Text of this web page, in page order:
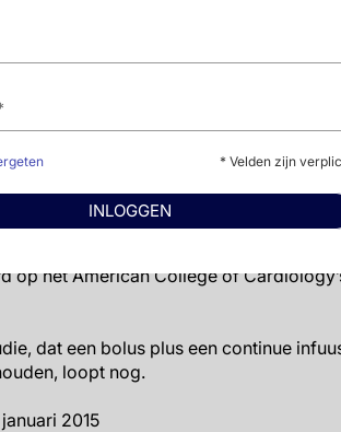
* Velden zijn
INLOGGEN
20 mg eenmaal daags voor vier
ofwel andexanet alfa toegediend
Factor Xa niveaus waren het primaire
antidota die in ontwikkeling zijn,
maten van stolling
Hieronder vallen anti-Factor
Dit is aangetoond met alle Factor X-
en enoxaprin,”
vice president, research and
op het American College of
dat een bolus plus een continue
loopt nog.
2015